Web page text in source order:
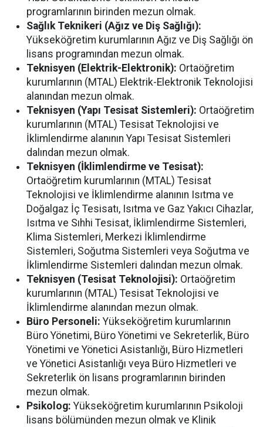
programlarının birinden mezun olmak.
Sağlık Teknikeri (Ağız ve Diş Sağlığı):
Yükseköğretim kurumlarının Ağız ve Diş Sağlığı ön
lisans programından mezun olmak.
Teknisyen (Elektrik-Elektronik): Ortaöğretim
kurumlarının (MTAL) Elektrik-Elektronik Teknolojisi
alanından mezun olmak.
Teknisyen (Yapı Tesisat Sistemleri): Ortaöğretim
kurumlarının (MTAL) Tesisat Teknolojisi ve
İklimlendirme alanının Yapı Tesisat Sistemleri
dalından mezun olmak.
Teknisyen (İklimlendirme ve Tesisat):
Ortaöğretim kurumlarının (MTAL) Tesisat
Teknolojisi ve İklimlendirme alanının Isıtma ve
Doğalgaz İç Tesisatı, Isıtma ve Gaz Yakıcı Cihazlar,
Isıtma ve Sıhhi Tesisat, İklimlendirme Sistemleri,
Klima Sistemleri, Merkezi İklimlendirme
Sistemleri, Soğutma Sistemleri veya Soğutma ve
İklimlendirme Sistemleri dalından mezun olmak.
Teknisyen (Tesisat Teknolojisi): Ortaöğretim
kurumlarının (MTAL) Tesisat Teknolojisi ve
İklimlendirme alanından mezun olmak.
Büro Personeli: Yükseköğretim kurumlarının
Büro Yönetimi, Büro Yönetimi ve Sekreterlik, Büro
Yönetimi ve Yönetici Asistanlığı, Büro Hizmetleri
ve Yönetici Asistanlığı veya Büro Hizmetleri ve
Sekreterlik ön lisans programlarının birinden
mezun olmak.
Psikolog: Yükseköğretim kurumlarının Psikoloji
lisans bölümünden mezun olmak ve Klinik